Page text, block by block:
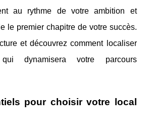
au rythme de votre ambition et
le premier chapitre de votre succès.
et découvrez comment localiser
dynamisera votre parcours
pour choisir votre local